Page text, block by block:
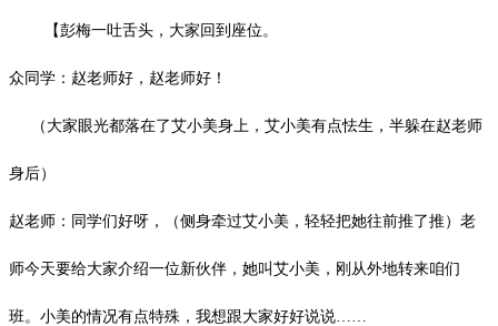
【彭梅一吐舌头，大家回到座位。
众同学：赵老师好，赵老师好！
（大家眼光都落在了艾小美身上，艾小美有点怯生，半躲在赵老师
身后）
赵老师： 同学们好呀，（侧身牵过艾小美，轻轻把她往前推了推） 老
师今天要给大家介绍一位新伙伴，她叫艾小美，刚从外地转来咱们
班。小美的情况有点特殊，我想跟大家好好说说